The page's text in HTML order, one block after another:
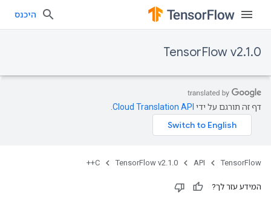
היכנס
TensorFlow v2.1.0
דף זה תורגם על ידי Cloud Translation API
TensorFlow
API
TensorFlow v2.1.0
C++
המידע עזר לך?